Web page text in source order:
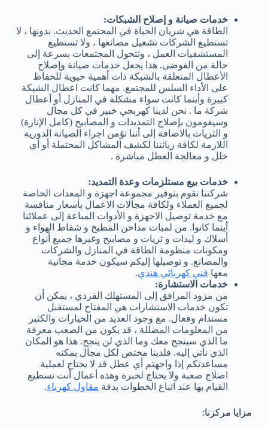
خدمات صيانة و إصلاح الشبكات:
الطاقة هي شريان الحياة في المجتمع الحديث. بدونها ، لا
تستطيع الشركات تشغيل مصانعها ، ولا تستطيع
المستشفيات العمل ، وتتحول المجتمعات بسرعة إلى
حالة من الفوضى. هذا يجعل خدمات صيانة وإصلاح
الأعطال المتعلقة بالشبكة ذات أهمية حيوية للحفاظ
على الأداء السلس للمجتمع. مهما كانت اعطال الشبكة
كبيرة وأينما كانت سواء مشكلة في المنازل أو أعطال
شركة ما . نحن لدينا كهربجي خبير في كل مجال
وسيقومون بإصلاح التمديدات و المصابيح (كامل الإنارة)
و الثريات بالاضافة إلى أننا نؤمن اجراء الصيانة الدورية
اللازمة لكافة زبائننا لكشف المشاكل المحتملة أو أي
خلل و معالجة العطل مباشرة .
خدمات بيع مستلزمات وعدة التمديد:
شركتنا تقوم بتوفير مجموعة اجهزة و المعدات الخاصة
لجميع العملاء ولكافة مجالات الاعمال بأسعار منافسة
مع خدمة توصيل الاجهزة و الأدوات المباعة إلى عملائنا
أينما كانوا. من لمبات مداخن المطبخ و شفاط الهواء و
أسلاك و ليدات و ثريات و مصابيح وغيرها جميع أنواع
ومكونات منظومة الطاقة في المنازل والشركات
والمصانع. و توصيلها إليكم سيكون خدمة مجانية
معها فني كهربائي هندي.
خدمات الاستشارة:
من مزود المرافق إلى المستهلك الفردي ، يمكن أن
تكون خدمات الاستشارات هي المفتاح لمستقبل
مستدام وفعال. مع وجود العديد من الخيارات والكثير
من المعلومات المضللة ، قد يكون من الصعب معرفة
ما الذي سينجح معك وما الذي لن ينجح. هذا هو المكان
الذي نأتي إليه. فلدينا مختص لكل مجال يمكنه
مساعدتكم إذا واجهتم أي عطل قد لا يحتاج لعملية
اصلاح صعبة ولا يحتاج لخبرة وهذه أعمال أنت تسطيع
القيام بها عند اتباع الخطوات بدقة مقاول كهرباء.
مزايا مركزنا: